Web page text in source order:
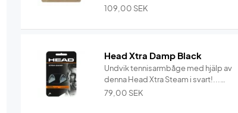
Info
109,00 SEK
Head Xtra Damp Black
Undvik tennisarmbåge med hjälp av
denna Head Xtra Steam i svart!...
Info
79,00 SEK